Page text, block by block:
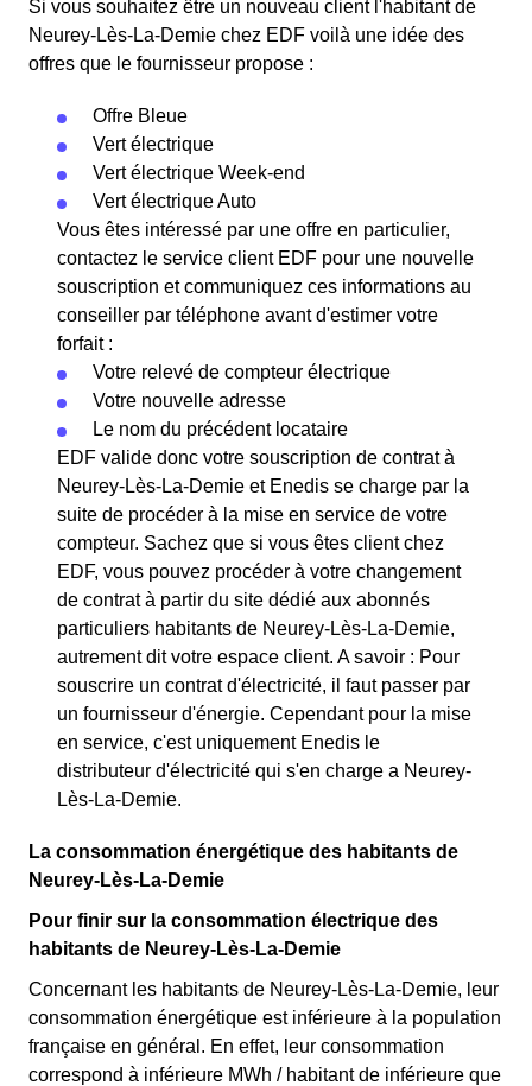
Si vous souhaitez être un nouveau client l'habitant de
Neurey-Lès-La-Demie chez EDF voilà une idée des
offres que le fournisseur propose :
Offre Bleue
Vert électrique
Vert électrique Week-end
Vert électrique Auto
Vous êtes intéressé par une offre en particulier,
contactez le service client EDF pour une nouvelle
souscription et communiquez ces informations au
conseiller par téléphone avant d'estimer votre
forfait :
Votre relevé de compteur électrique
Votre nouvelle adresse
Le nom du précédent locataire
EDF valide donc votre souscription de contrat à
Neurey-Lès-La-Demie et Enedis se charge par la
suite de procéder à la mise en service de votre
compteur. Sachez que si vous êtes client chez
EDF, vous pouvez procéder à votre changement
de contrat à partir du site dédié aux abonnés
particuliers habitants de Neurey-Lès-La-Demie,
autrement dit votre espace client. A savoir : Pour
souscrire un contrat d'électricité, il faut passer par
un fournisseur d'énergie. Cependant pour la mise
en service, c'est uniquement Enedis le
distributeur d'électricité qui s'en charge a Neurey-
Lès-La-Demie.
La consommation énergétique des habitants de
Neurey-Lès-La-Demie
Pour finir sur la consommation électrique des
habitants de Neurey-Lès-La-Demie
Concernant les habitants de Neurey-Lès-La-Demie, leur
consommation énergétique est inférieure à la population
française en général. En effet, leur consommation
correspond à inférieure MWh / habitant de inférieure que